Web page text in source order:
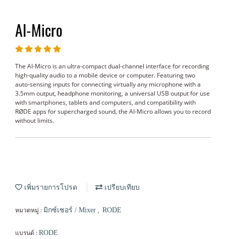
AI-Micro
The AI-Micro is an ultra-compact dual-channel interface for recording
high-quality audio to a mobile device or computer. Featuring two
auto-sensing inputs for connecting virtually any microphone with a
3.5mm output, headphone monitoring, a universal USB output for use
with smartphones, tablets and computers, and compatibility with
RØDE apps for supercharged sound, the AI-Micro allows you to record
without limits.
เพิ่มรายการโปรด เปรียบเทียบ
หมวดหมู่ : มิกซ์เซอร์ / Mixer , RODE
แบรนด์ : RODE